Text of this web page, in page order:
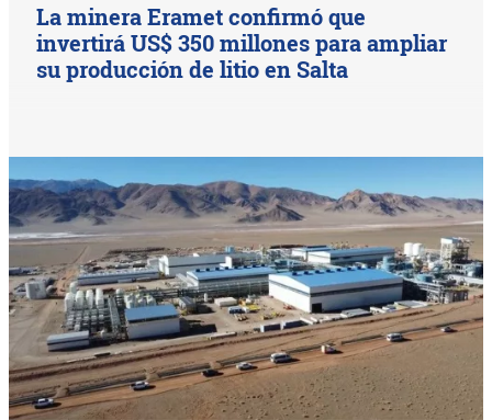
La minera Eramet confirmó que
invertirá US$ 350 millones para ampliar
su producción de litio en Salta